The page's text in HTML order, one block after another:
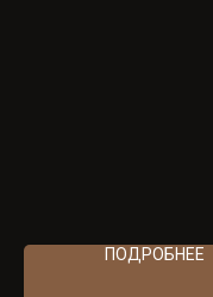
ПОДРОБНЕЕ